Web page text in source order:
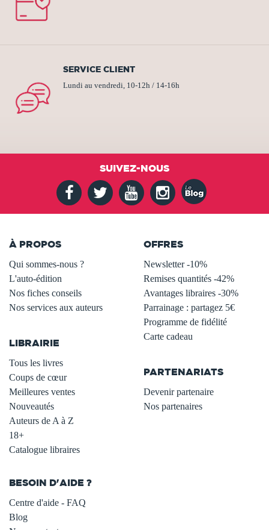
SERVICE CLIENT
Lundi au vendredi, 10-12h / 14-16h
SUIVEZ-NOUS
À PROPOS
Qui sommes-nous ?
L'auto-édition
Nos fiches conseils
Nos services aux auteurs
LIBRAIRIE
Tous les livres
Coups de cœur
Meilleures ventes
Nouveautés
Auteurs de A à Z
18+
Catalogue libraires
OFFRES
Newsletter -10%
Remises quantités -42%
Avantages libraires -30%
Parrainage : partagez 5€
Programme de fidélité
Carte cadeau
PARTENARIATS
Devenir partenaire
Nos partenaires
BESOIN D'AIDE ?
Centre d'aide - FAQ
Blog